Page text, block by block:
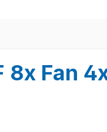
8x Fan